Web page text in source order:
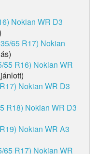
Nokian WR D3
65 R17) Nokian
55 R16) Nokian WR
Nokian WR D3
R18) Nokian WR D3
Nokian WR A3
65 R17) Nokian WR